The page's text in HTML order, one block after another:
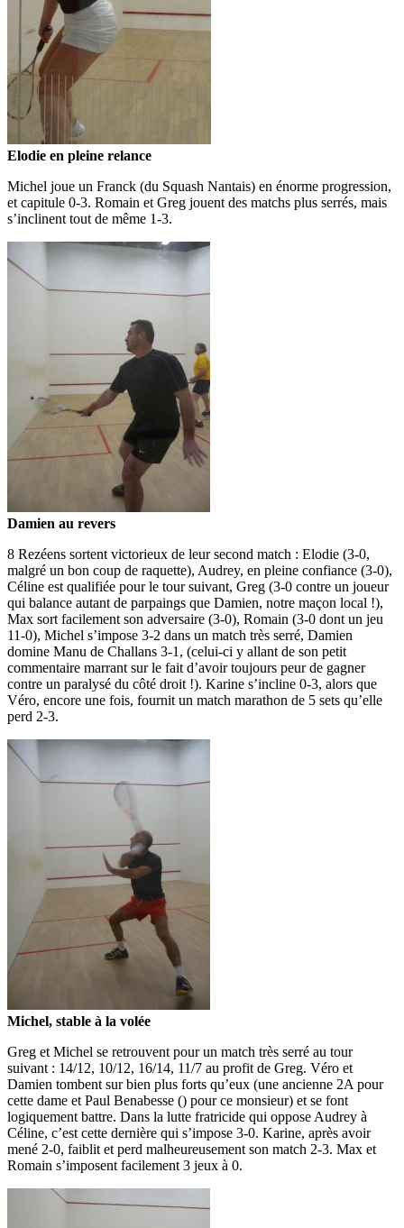
Elodie en pleine relance
Michel joue un Franck (du Squash Nantais) en énorme progression,
et capitule 0-3. Romain et Greg jouent des matchs plus serrés, mais
s’inclinent tout de même 1-3.
Damien au revers
8 Rezéens sortent victorieux de leur second match : Elodie (3-0,
malgré un bon coup de raquette), Audrey, en pleine confiance (3-0),
Céline est qualifiée pour le tour suivant, Greg (3-0 contre un joueur
qui balance autant de parpaings que Damien, notre maçon local !),
Max sort facilement son adversaire (3-0), Romain (3-0 dont un jeu
11-0), Michel s’impose 3-2 dans un match très serré, Damien
domine Manu de Challans 3-1, (celui-ci y allant de son petit
commentaire marrant sur le fait d’avoir toujours peur de gagner
contre un paralysé du côté droit !). Karine s’incline 0-3, alors que
Véro, encore une fois, fournit un match marathon de 5 sets qu’elle
perd 2-3.
Michel, stable à la volée
Greg et Michel se retrouvent pour un match très serré au tour
suivant : 14/12, 10/12, 16/14, 11/7 au profit de Greg. Véro et
Damien tombent sur bien plus forts qu’eux (une ancienne 2A pour
cette dame et Paul Benabesse () pour ce monsieur) et se font
logiquement battre. Dans la lutte fratricide qui oppose Audrey à
Céline, c’est cette dernière qui s’impose 3-0. Karine, après avoir
mené 2-0, faiblit et perd malheureusement son match 2-3. Max et
Romain s’imposent facilement 3 jeux à 0.